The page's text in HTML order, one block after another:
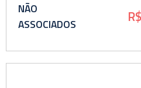
NÃO
ASSOCIADOS